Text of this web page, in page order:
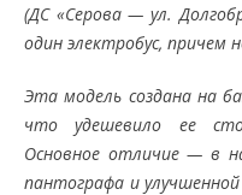
(ДС «Серова — ул.
один электробус, причем
Эта модель создана на
что удешевило ее
Основное отличие — в
пантографа и